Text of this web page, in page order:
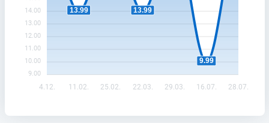
14.00
13.00
12.00
11.00
10.00
9.00
13.99 13.99
9.99
4.12. 11.02. 25.02. 22.03. 29.03. 16.07. 28.07.